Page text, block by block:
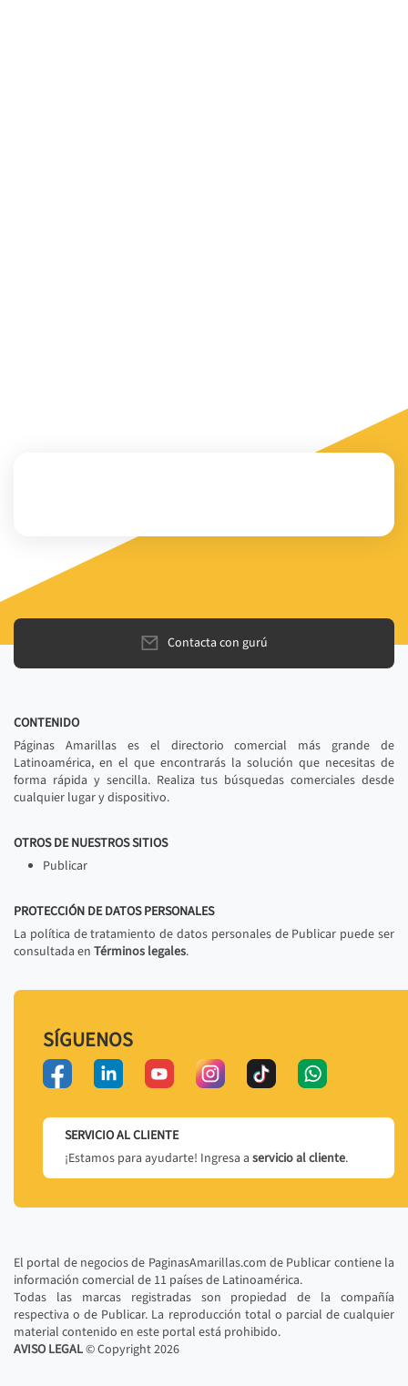
Contacta con gurú
CONTENIDO
Páginas Amarillas es el directorio comercial más grande de
Latinoamérica, en el que encontrarás la solución que necesitas de
forma rápida y sencilla. Realiza tus búsquedas comerciales desde
cualquier lugar y dispositivo.
OTROS DE NUESTROS SITIOS
Publicar
PROTECCIÓN DE DATOS PERSONALES
La política de tratamiento de datos personales de Publicar puede ser
consultada en Términos legales.
SÍGUENOS
SERVICIO AL CLIENTE
¡Estamos para ayudarte! Ingresa a servicio al cliente.
El portal de negocios de PaginasAmarillas.com de Publicar contiene la
información comercial de 11 países de Latinoamérica.
Todas las marcas registradas son propiedad de la compañía
respectiva o de Publicar. La reproducción total o parcial de cualquier
material contenido en este portal está prohibido.
AVISO LEGAL© Copyright2026